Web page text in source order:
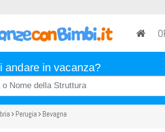
andare in vacanza?
Perugia Bevagna